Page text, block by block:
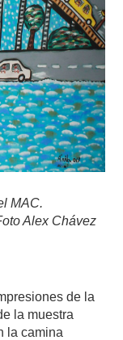
MAC.
Alex Chávez
de la
la muestra
la camina